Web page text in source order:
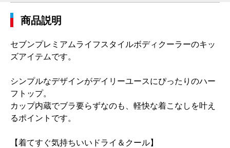
商品説明
セブンプレミアムライフスタイルボディクーラーのキッ
ズアイテムです。
シンプルなデザインがデイリーユースにぴったりのハー
フトップ。
カップ内蔵でブラ要らずなのも、軽快な着こなしを叶え
るポイントです。
【着てすぐ気持ちいいドライ＆クール】